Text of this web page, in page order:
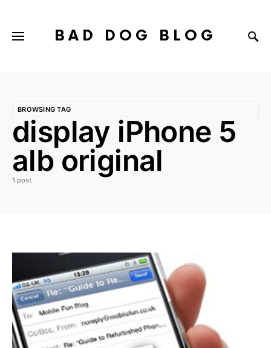
BAD DOG BLOG
BROWSING TAG
display iPhone 5
alb original
1 post